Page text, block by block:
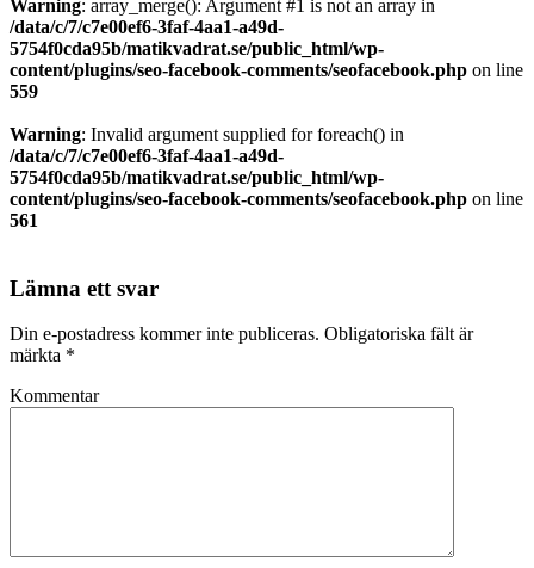
Warning: array_merge(): Argument #1 is not an array in
/data/c/7/c7e00ef6-3faf-4aa1-a49d-
5754f0cda95b/matikvadrat.se/public_html/wp-
content/plugins/seo-facebook-comments/seofacebook.php on line
559
Warning: Invalid argument supplied for foreach() in
/data/c/7/c7e00ef6-3faf-4aa1-a49d-
5754f0cda95b/matikvadrat.se/public_html/wp-
content/plugins/seo-facebook-comments/seofacebook.php on line
561
Lämna ett svar
Din e-postadress kommer inte publiceras. Obligatoriska fält är
märkta *
Kommentar